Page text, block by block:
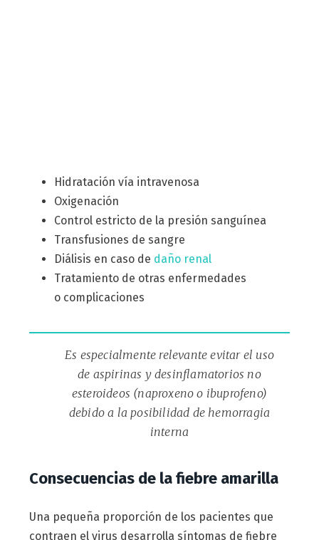
Hidratación vía intravenosa
Oxigenación
Control estricto de la presión sanguínea
Transfusiones de sangre
Diálisis en caso de daño renal
Tratamiento de otras enfermedades
o complicaciones
Es especialmente relevante evitar el uso
de aspirinas y desinflamatorios no
esteroideos (naproxeno o ibuprofeno)
debido a la posibilidad de hemorragia
interna
Consecuencias de la fiebre amarilla
Una pequeña proporción de los pacientes que
contraen el virus desarrolla síntomas de fiebre